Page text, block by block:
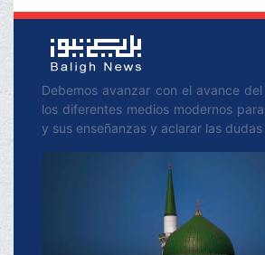
Debemos avanzar con el avance
los diferentes medios modernos
y sus enseñanzas y aclarar las